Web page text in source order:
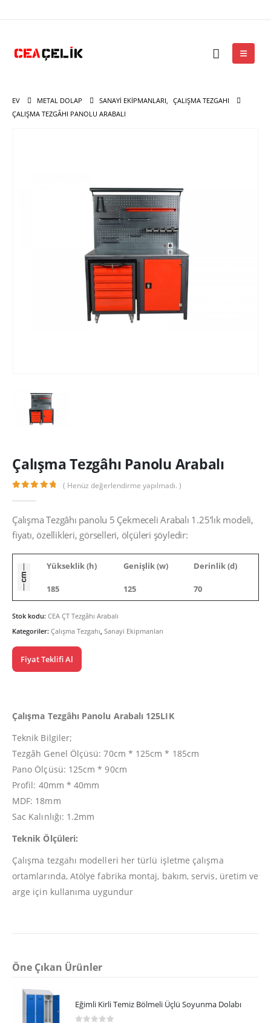
EV METAL DOLAP SANAYI EKIPMANLARI, ÇALIŞMA TEZGAHI
ÇALIŞMA TEZGÂHI PANOLU ARABALI
Çalışma Tezgâhı Panolu Arabalı
( Henüz değerlendirme yapılmadı. )
Çalışma Tezgâhı panolu 5 Çekmeceli Arabalı 1.25’lık modeli,
fiyatı, özellikleri, görselleri, ölçüleri şöyledir:
Yükseklik (h) Genişlik (w) Derinlik (d)
185 125 70
Stok kodu: CEA ÇT Tezgâhı Arabalı
Kategoriler: Çalışma Tezgahı, Sanayi Ekipmanları
Fiyat Teklifi Al
Çalışma Tezgâhı Panolu Arabalı 125LIK
Teknik Bilgiler;
Tezgâh Genel Ölçüsü: 70cm * 125cm * 185cm
Pano Ölçüsü: 125cm * 90cm
Profil: 40mm * 40mm
MDF: 18mm
Sac Kalınlığı: 1.2mm
Teknik Ölçüleri:
Çalışma tezgahı modelleri her türlü işletme çalışma
ortamlarında, Atölye fabrika montaj, bakım, servis, üretim ve
arge için kullanıma uygundur
Öne Çıkan Ürünler
Eğimli Kirli Temiz Bölmeli Üçlü Soyunma Dolabı